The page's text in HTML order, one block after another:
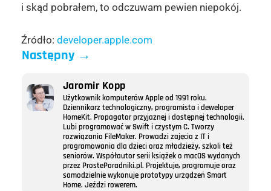
i skąd pobrałem, to odczuwam pewien niepokój.
Źródło: developer.apple.com
Następny→
Jaromir Kopp
Użytkownik komputerów Apple od 1991 roku.
Dziennikarz technologiczny, programista i deweloper
HomeKit. Propagator przyjaznej i dostępnej technologii.
Lubi programować w Swift i czystym C. Tworzy
rozwiązania FileMaker. Prowadzi zajęcia z IT i
programowania dla dzieci oraz młodzieży, szkoli też
seniorów. Współautor serii książek o macOS wydanych
przez ProstePoradniki.pl. Projektuje, programuje oraz
samodzielnie wykonuje prototypy urządzeń Smart
Home. Jeździ rowerem.